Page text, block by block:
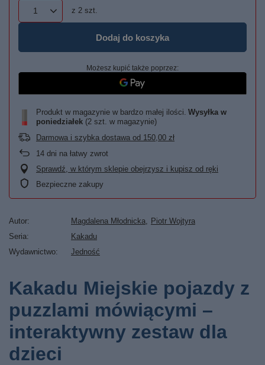
z 2 szt.
Dodaj do koszyka
Możesz kupić także poprzez:
Produkt w magazynie w bardzo małej ilości Wysyłka w
poniedziałek (2 szt. w magazynie)
Darmowa i szybka dostawa od 150,00 zł
14 dni na łatwy zwrot
Sprawdź, w którym sklepie obejrzysz i kupisz od ręki
Bezpieczne zakupy
Autor Magdalena Młodnicka
Piotr Wojtyra
Seria
Kakadu
Wydawnictwo
Jedność
Kakadu Miejskie pojazdy z
puzzlami mówiącymi –
interaktywny zestaw dla
dzieci